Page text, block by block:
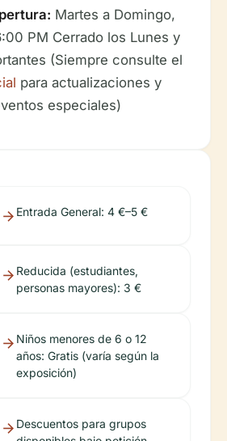
Martes a Domingo,
PM Cerrado los Lunes y
(Siempre consulte el
para actualizaciones y
especiales)
Entrada General: 4 €–5 €
Reducida (estudiantes,
personas mayores): 3 €
Niños menores de 6 o 12
años: Gratis (varía según la
exposición)
Descuentos para grupos